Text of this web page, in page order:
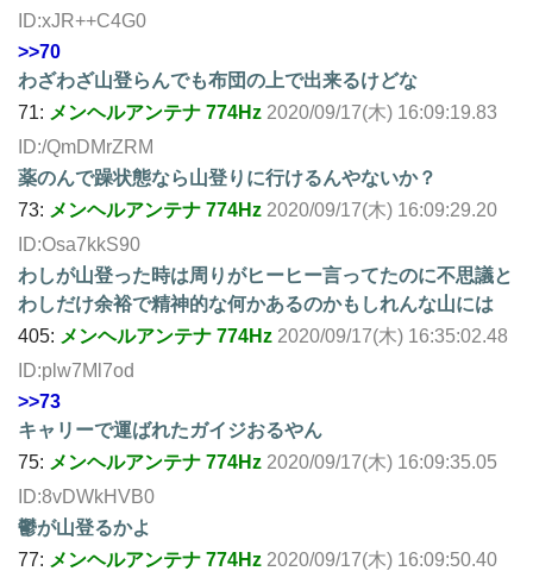
ID:xJR++C4G0
>>70
わざわざ山登らんでも布団の上で出来るけどな
71: メンヘルアンテナ 774Hz 2020/09/17(木) 16:09:19.83
ID:/QmDMrZRM
薬のんで躁状態なら山登りに行けるんやないか？
73: メンヘルアンテナ 774Hz 2020/09/17(木) 16:09:29.20
ID:Osa7kkS90
わしが山登った時は周りがヒーヒー言ってたのに不思議と
わしだけ余裕で精神的な何かあるのかもしれんな山には
405: メンヘルアンテナ 774Hz 2020/09/17(木) 16:35:02.48
ID:plw7Ml7od
>>73
キャリーで運ばれたガイジおるやん
75: メンヘルアンテナ 774Hz 2020/09/17(木) 16:09:35.05
ID:8vDWkHVB0
鬱が山登るかよ
77: メンヘルアンテナ 774Hz 2020/09/17(木) 16:09:50.40